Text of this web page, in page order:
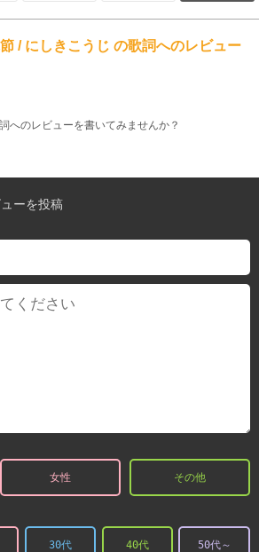
/ にしきこうじ の歌詞へのレビュー
へのレビューを書いてみませんか？
ーを投稿
女性 その他
30代 40代 50代～